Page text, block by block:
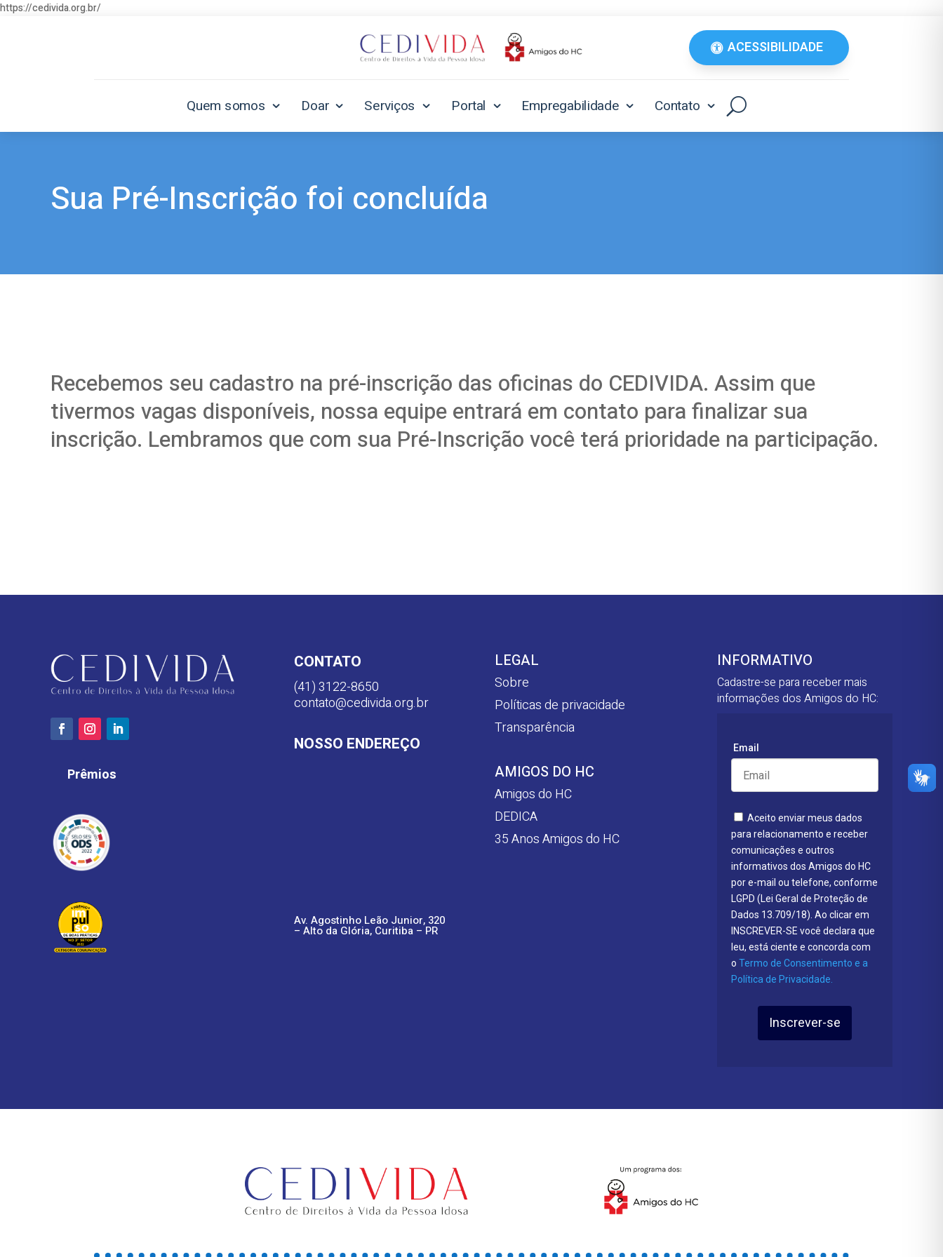
https://cedivida.org.br/
ACESSIBILIDADE
Quem somos Doar Serviços Portal Empregabilidade Contato
Sua Pré-Inscrição foi concluída
Recebemos seu cadastro na pré-inscrição das oficinas do CEDIVIDA. Assim que
tivermos vagas disponíveis, nossa equipe entrará em contato para finalizar sua
inscrição. Lembramos que com sua Pré-Inscrição você terá prioridade na participação.
Prêmios
CONTATO
(41) 3122-8650
contato@cedivida.org.br
NOSSO ENDEREÇO
Av. Agostinho Leão Junior, 320
– Alto da Glória, Curitiba – PR
LEGAL
Sobre
Políticas de privacidade
Transparência
AMIGOS DO HC
Amigos do HC
DEDICA
35 Anos Amigos do HC
INFORMATIVO
Cadastre-se para receber mais
informações dos Amigos do HC:
Email
Aceito enviar meus dados
para relacionamento e receber
comunicações e outros
informativos dos Amigos do HC
por e-mail ou telefone, conforme
LGPD (Lei Geral de Proteção de
Dados 13.709/18). Ao clicar em
INSCREVER-SE você declara que
leu, está ciente e concorda com
o Termo de Consentimento e a
Política de Privacidade.
Inscrever-se